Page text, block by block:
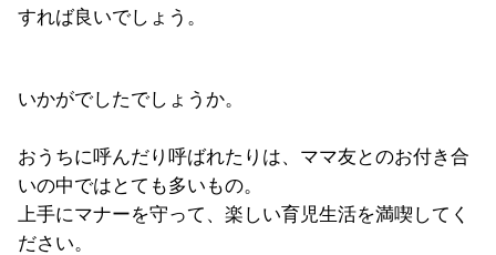
すれば良いでしょう。
いかがでしたでしょうか。
おうちに呼んだり呼ばれたりは、ママ友とのお付き合
いの中ではとても多いもの。
上手にマナーを守って、楽しい育児生活を満喫してく
ださい。